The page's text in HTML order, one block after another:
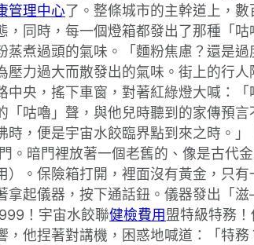
管理中心了。整條城市的主幹道上，
同時，每一個燈箱都發出了那種「
煮過頭的氣味。「麵粉焦慮？還是過
力過大而散發出的氣味。街上的行
央，搖下車窗，對著紅綠燈大喊：「
咕嚕」聲，與他兒時聽到的家傳預
，便是宇宙水餃臨界點到來之時。
暗門裡放著一個老舊的、像是古代
。保險箱打開，裡面沒有黃金，只
拿起儀器，按下通話鈕。儀器發出「
！宇宙水餃聯健檢費用盟特級特務
他捏著對講機，困惑地喊道：「特